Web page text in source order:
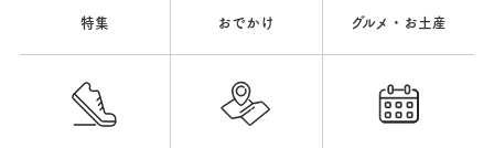
特集 おでかけ グルメ・お土産